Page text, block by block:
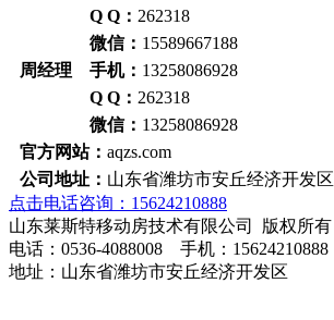
Q Q： 262318
微信： 15589667188
周经理 手机： 13258086928
Q Q： 262318
微信： 13258086928
官方网站： aqzs.com
公司地址： 山东省潍坊市安丘经济开发区
点击电话咨询：15624210888
山东莱斯特移动房技术有限公司 版权所有
电话：0536-4088008 手机：15624210888
地址：山东省潍坊市安丘经济开发区